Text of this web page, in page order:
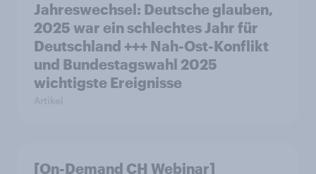
Jahreswechsel: Deutsche glauben,
2025 war ein schlechtes Jahr für
Deutschland +++ Nah-Ost-Konflikt
und Bundestagswahl 2025
wichtigste Ereignisse
Artikel
[On-Demand CH Webinar]